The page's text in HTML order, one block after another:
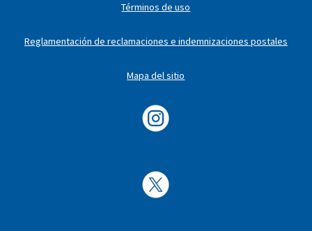
Términos de uso
Reglamentación de reclamaciones e indemnizaciones postales
Mapa del sitio